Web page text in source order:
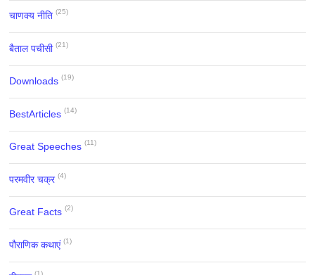
चाणक्य नीति (25)
बैताल पचीसी (21)
Downloads (19)
BestArticles (14)
Great Speeches (11)
परमवीर चक्र (4)
Great Facts (2)
पौराणिक कथाएं (1)
(1)